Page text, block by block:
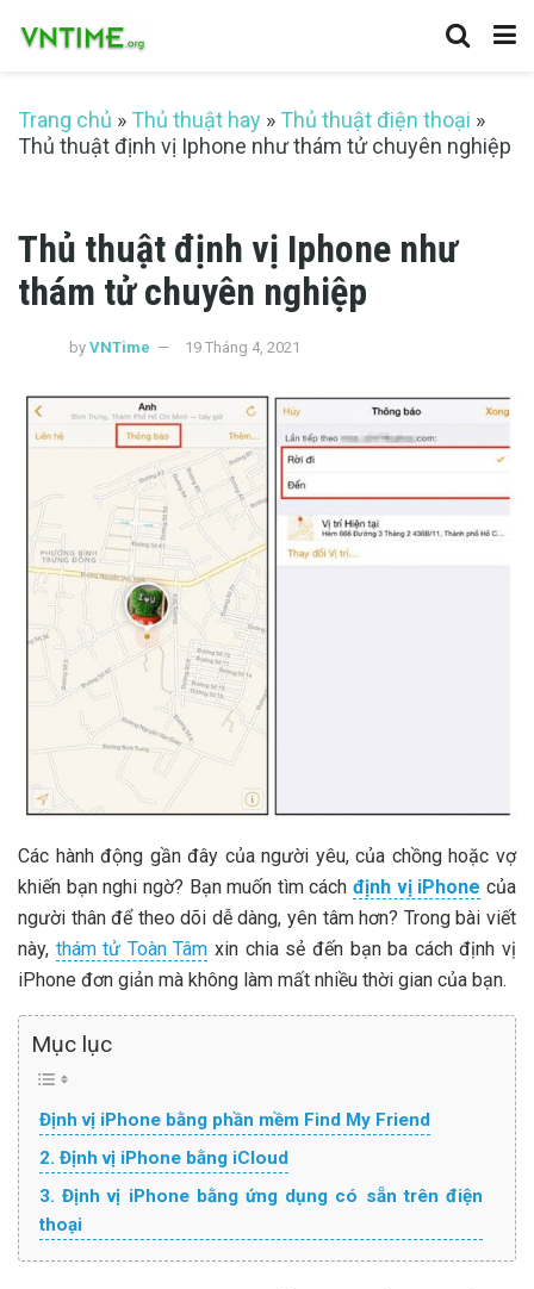
Trang chủ » Thủ thuật hay » Thủ thuật điện thoại »
Thủ thuật định vị Iphone như thám tử chuyên nghiệp
Thủ thuật định vị Iphone như
thám tử chuyên nghiệp
by VNTime 19 Tháng 4, 2021
Các hành động gần đây của người yêu, của chồng hoặc vợ
khiến bạn nghi ngờ? Bạn muốn tìm cáchđịnh vị iPhone của
người thân để theo dõi dễ dàng, yên tâm hơn? Trong bài viết
này, thám tử Toàn Tâm xin chia sẻ đến bạn ba cách định vị
iPhone đơn giản mà không làm mất nhiều thời gian của bạn.
Mục lục
Định vị iPhone bằng phần mềm Find My Friend
2. Định vị iPhone bằng iCloud
3. Định vị iPhone bằng ứng dụng có sẵn trên điện
thoại